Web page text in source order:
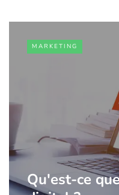
MARKETING
Qu'est-ce